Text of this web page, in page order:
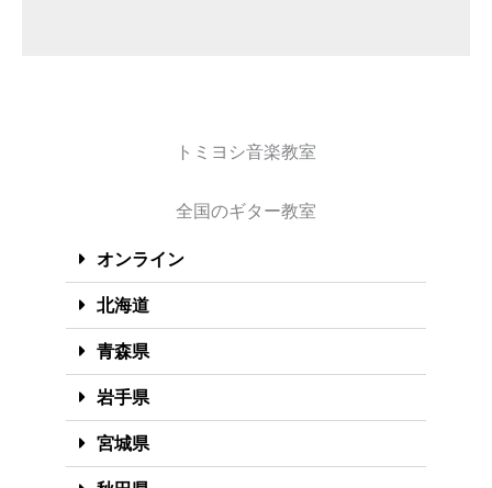
トミヨシ音楽教室
全国のギター教室
オンライン
北海道
青森県
岩手県
宮城県